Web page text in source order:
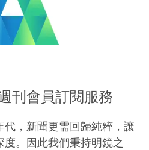
刊會員訂閱服務
，新聞更需回歸純粹，讓
。因此我們秉持明鏡之